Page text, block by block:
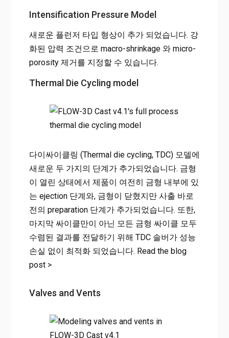
Intensification Pressure Model
새로운 플런저 타입 형상이 추가 되었습니다. 강
화된 압력 조건으로 macro-shrinkage 와 micro-
porosity 제거를 지정할 수 있습니다.
Thermal Die Cycling model
다이싸이클링 (Thermal die cycling, TDC) 모델에
새로운 두 가지의 단계가 추가되었습니다. 금형
이 열린 상태에서 제품이 여전히 금형 내부에 있
는 ejection 단계와, 금형이 닫혔지만 사출 바로
전의 preparation 단계가 추가되었습니다. 또한,
마지막 싸이클만이 아닌 모든 금형 싸이클 모두
수렴된 결과를 전달하기 위해 TDC 솔버가 성능
손실 없이 최적화 되었습니다. Read the blog
post >
Valves and Vents